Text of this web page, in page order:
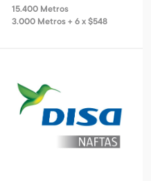
15.400 Metros
3.000 Metros + 6 x $548